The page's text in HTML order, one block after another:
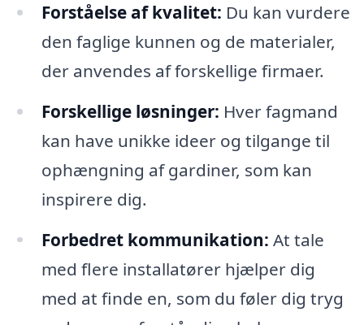
Forståelse af kvalitet: Du kan vurdere
den faglige kunnen og de materialer,
der anvendes af forskellige firmaer.
Forskellige løsninger: Hver fagmand
kan have unikke ideer og tilgange til
ophængning af gardiner, som kan
inspirere dig.
Forbedret kommunikation: At tale
med flere installatører hjælper dig
med at finde en, som du føler dig tryg